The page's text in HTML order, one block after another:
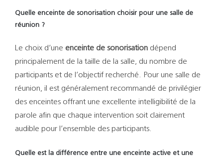
Quelle enceinte de sonorisation choisir pour une salle de
réunion ?
Le choix d’une enceinte de sonorisation dépend
principalement de la taille de la salle, du nombre de
participants et de l’objectif recherché. Pour une salle de
réunion, il est généralement recommandé de privilégier
des enceintes offrant une excellente intelligibilité de la
parole afin que chaque intervention soit clairement
audible pour l’ensemble des participants.
Quelle est la différence entre une enceinte active et une